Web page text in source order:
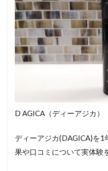
D AGICA（ディーアジカ）
ディーアジカ(DAGICA)を1
果や口コミについて実体験